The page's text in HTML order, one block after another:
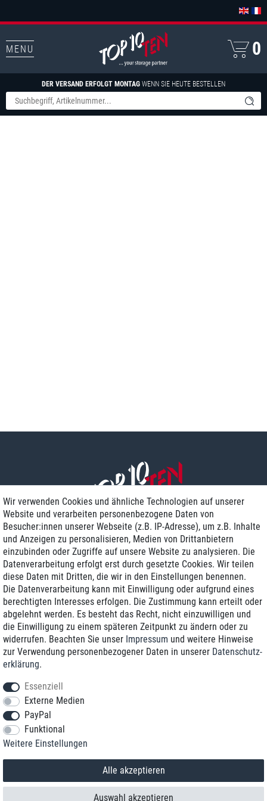
MENU
DER VERSAND ERFOLGT MONTAG WENN SIE HEUTE BESTELLEN
0
Zustellung am nächsten Werktag
Günstiger Versand
Generalüberholt mit Garantie
+49 8989 96160*
*Sie erreichen uns zum Ortstarif von Montag bis Freitag von 9 Uhr - 18 Uhr.
© 2018 TOP TEN Computervertrieb GmbH
Wir verwenden Cookies und ähnliche Technologien auf unserer
Website und verarbeiten personenbezogene Daten von
Besucher:innen unserer Webseite (z.B. IP-Adresse), um z.B. Inhalte
und Anzeigen zu personalisieren, Medien von Drittanbietern
einzubinden oder Zugriffe auf unsere Website zu analysieren. Die
Datenverarbeitung erfolgt erst durch gesetzte Cookies. Wir teilen
diese Daten mit Dritten, die wir in den Einstellungen benennen.
Die Datenverarbeitung kann mit Einwilligung oder aufgrund eines
berechtigten Interesses erfolgen. Die Zustimmung kann erteilt oder
abgelehnt werden. Es besteht das Recht, nicht einzuwilligen und
die Einwilligung zu einem späteren Zeitpunkt zu ändern oder zu
widerrufen. Beachten Sie unser Impressum und weitere Hinweise
zur Verwendung personenbezogener Daten in unserer Daten­schutz­
erklärung.
Essenziell
Externe Medien
PayPal
Funktional
Weitere Einstellungen
Alle akzeptieren
Auswahl akzeptieren